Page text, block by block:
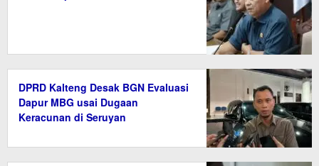
DPRD Kalteng Desak BGN Evaluasi
Dapur MBG usai Dugaan
Keracunan di Seruyan